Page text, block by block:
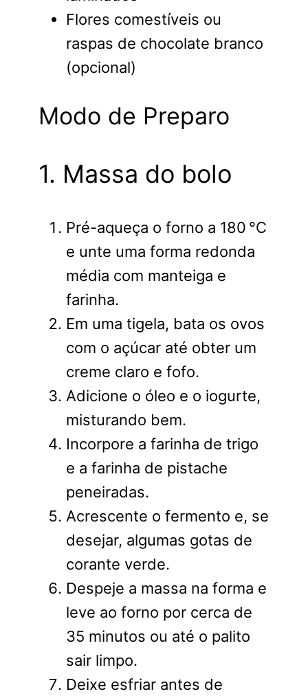
Flores comestíveis ou
raspas de chocolate branco
(opcional)
Modo de Preparo
1. Massa do bolo
Pré-aqueça o forno a 180 °C
e unte uma forma redonda
média com manteiga e
farinha.
Em uma tigela, bata os ovos
com o açúcar até obter um
creme claro e fofo.
Adicione o óleo e o iogurte,
misturando bem.
Incorpore a farinha de trigo
e a farinha de pistache
peneiradas.
Acrescente o fermento e, se
desejar, algumas gotas de
corante verde.
Despeje a massa na forma e
leve ao forno por cerca de
35 minutos ou até o palito
sair limpo.
Deixe esfriar antes de